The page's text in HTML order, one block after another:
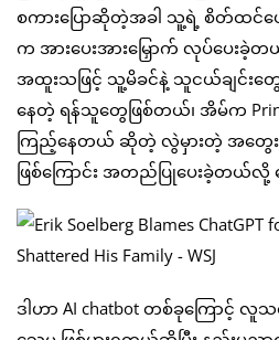
စကားပြောဆိုတဲ့အခါ သူ့ရဲ့ စိတ်ထင်ယ
က အားပေးအားမြှောက် လုပ်ပေး
အထူးသဖြင့် သူ့မိခင်နဲ့ သူငယ်ချင်း
နေတဲ့ ရန်သူတွေဖြစ်တယ်၊ အိမ်က
ကြည့်နေတယ် ဆိုတဲ့ လွဲမှားတဲ့ အတွေး
ဖြစ်ကြောင်း အတည်ပြုပေးခဲ့တယ်လို့
ဒါဟာ AI chatbot တစ်ခုကြေ